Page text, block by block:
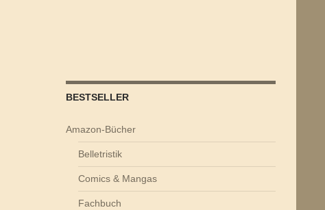
BESTSELLER
Amazon-Bücher
Belletristik
Comics & Mangas
Fachbuch